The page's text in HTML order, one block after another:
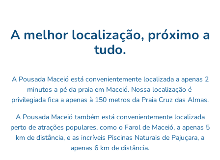
A melhor localização, próximo a
tudo.
A Pousada Maceió está convenientemente localizada a apenas 2
minutos a pé da praia em Maceió. Nossa localização é
privilegiada fica a apenas à 150 metros da Praia Cruz das Almas.
A Pousada Maceió também está convenientemente localizada
perto de atrações populares, como o Farol de Maceió, a apenas 5
km de distância, e as incríveis Piscinas Naturais de Pajuçara, a
apenas 6 km de distância.